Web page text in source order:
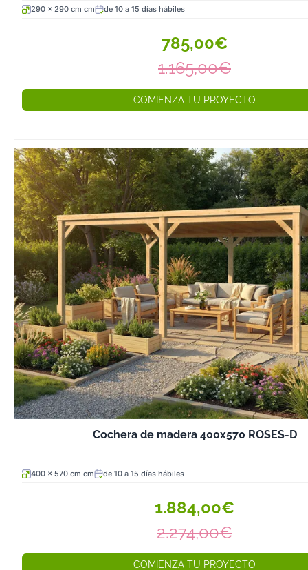
290 x 290 cm cm de 10 a 15 días hábiles
785,00€
1.165,00€
COMIENZA TU PROYECTO
Cochera de madera 400x570 ROSES-D
400 x 570 cm cm de 10 a 15 días hábiles
1.884,00€
2.274,00€
COMIENZA TU PROYECTO